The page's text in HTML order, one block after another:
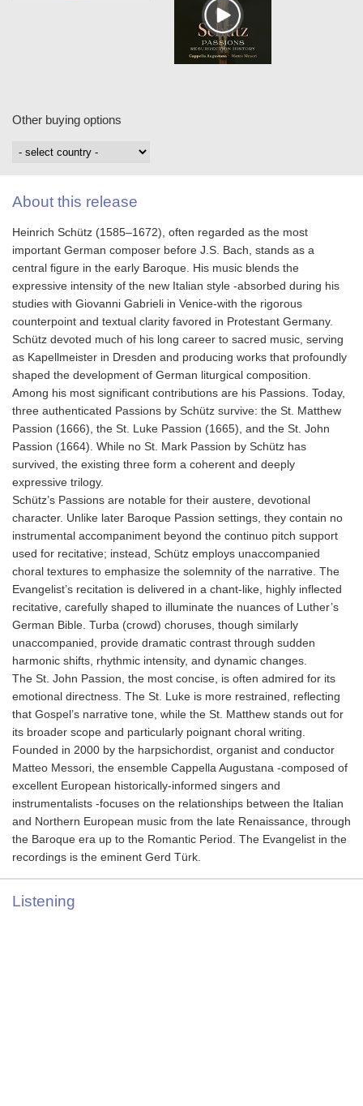
Other buying options
About this release
Heinrich Schütz (1585–1672), often regarded as the most
important German composer before J.S. Bach, stands as a
central figure in the early Baroque. His music blends the
expressive intensity of the new Italian style -absorbed during his
studies with Giovanni Gabrieli in Venice-with the rigorous
counterpoint and textual clarity favored in Protestant Germany.
Schütz devoted much of his long career to sacred music, serving
as Kapellmeister in Dresden and producing works that profoundly
shaped the development of German liturgical composition.
Among his most significant contributions are his Passions. Today,
three authenticated Passions by Schütz survive: the St. Matthew
Passion (1666), the St. Luke Passion (1665), and the St. John
Passion (1664). While no St. Mark Passion by Schütz has
survived, the existing three form a coherent and deeply
expressive trilogy.
Schütz’s Passions are notable for their austere, devotional
character. Unlike later Baroque Passion settings, they contain no
instrumental accompaniment beyond the continuo pitch support
used for recitative; instead, Schütz employs unaccompanied
choral textures to emphasize the solemnity of the narrative. The
Evangelist’s recitation is delivered in a chant-like, highly inflected
recitative, carefully shaped to illuminate the nuances of Luther’s
German Bible. Turba (crowd) choruses, though similarly
unaccompanied, provide dramatic contrast through sudden
harmonic shifts, rhythmic intensity, and dynamic changes.
The St. John Passion, the most concise, is often admired for its
emotional directness. The St. Luke is more restrained, reflecting
that Gospel’s narrative tone, while the St. Matthew stands out for
its broader scope and particularly poignant choral writing.
Founded in 2000 by the harpsichordist, organist and conductor
Matteo Messori, the ensemble Cappella Augustana -composed of
excellent European historically-informed singers and
instrumentalists -focuses on the relationships between the Italian
and Northern European music from the late Renaissance, through
the Baroque era up to the Romantic Period. The Evangelist in the
recordings is the eminent Gerd Türk.
Listening